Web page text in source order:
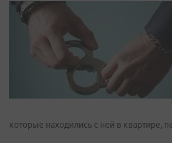
которые находились с ней в квартире,